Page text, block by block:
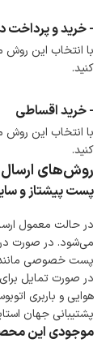
- خرید و پرداخت
با انتخاب این
کنید.
- خرید اقساطی
با انتخاب این
کنید.
روش‌های ارسال
پست پیشتاز و
در حالت معمول
می‌شود. در صورت
پست خصوصی مانند
در صورت تمایل
هوایی و باربری
پشتیبانی جهان
موجودی این